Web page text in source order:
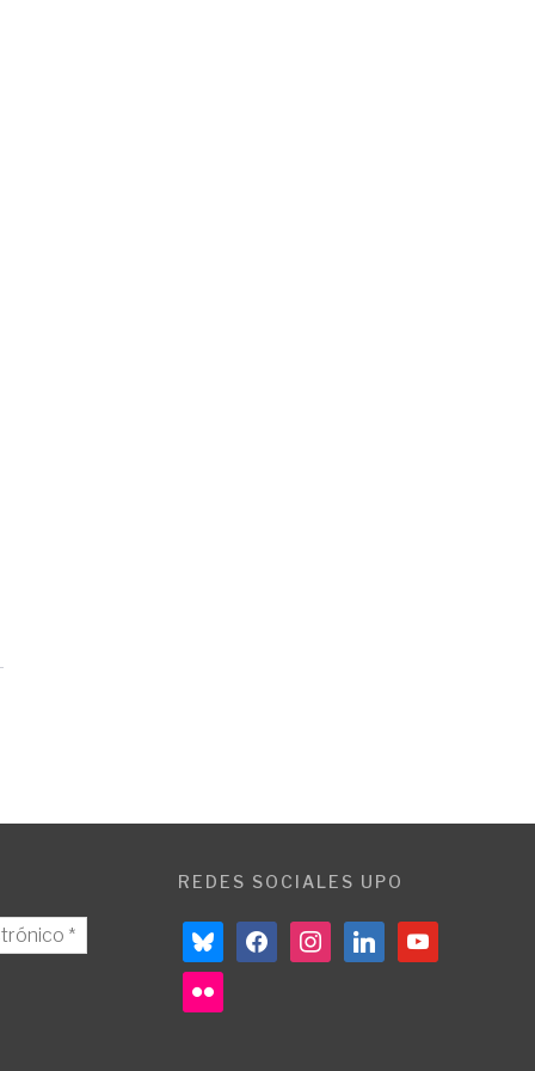
REDES SOCIALES UPO
blueskyfacebookinstagramlinkedin youtube
flickr